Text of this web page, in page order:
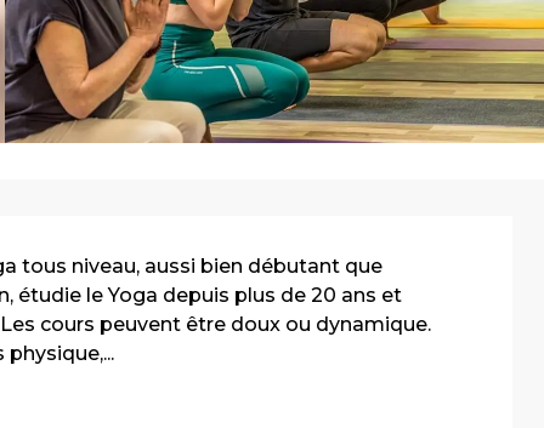
tous niveau, aussi bien débutant que
étudie le Yoga depuis plus de 20 ans et
cours peuvent être doux ou dynamique.